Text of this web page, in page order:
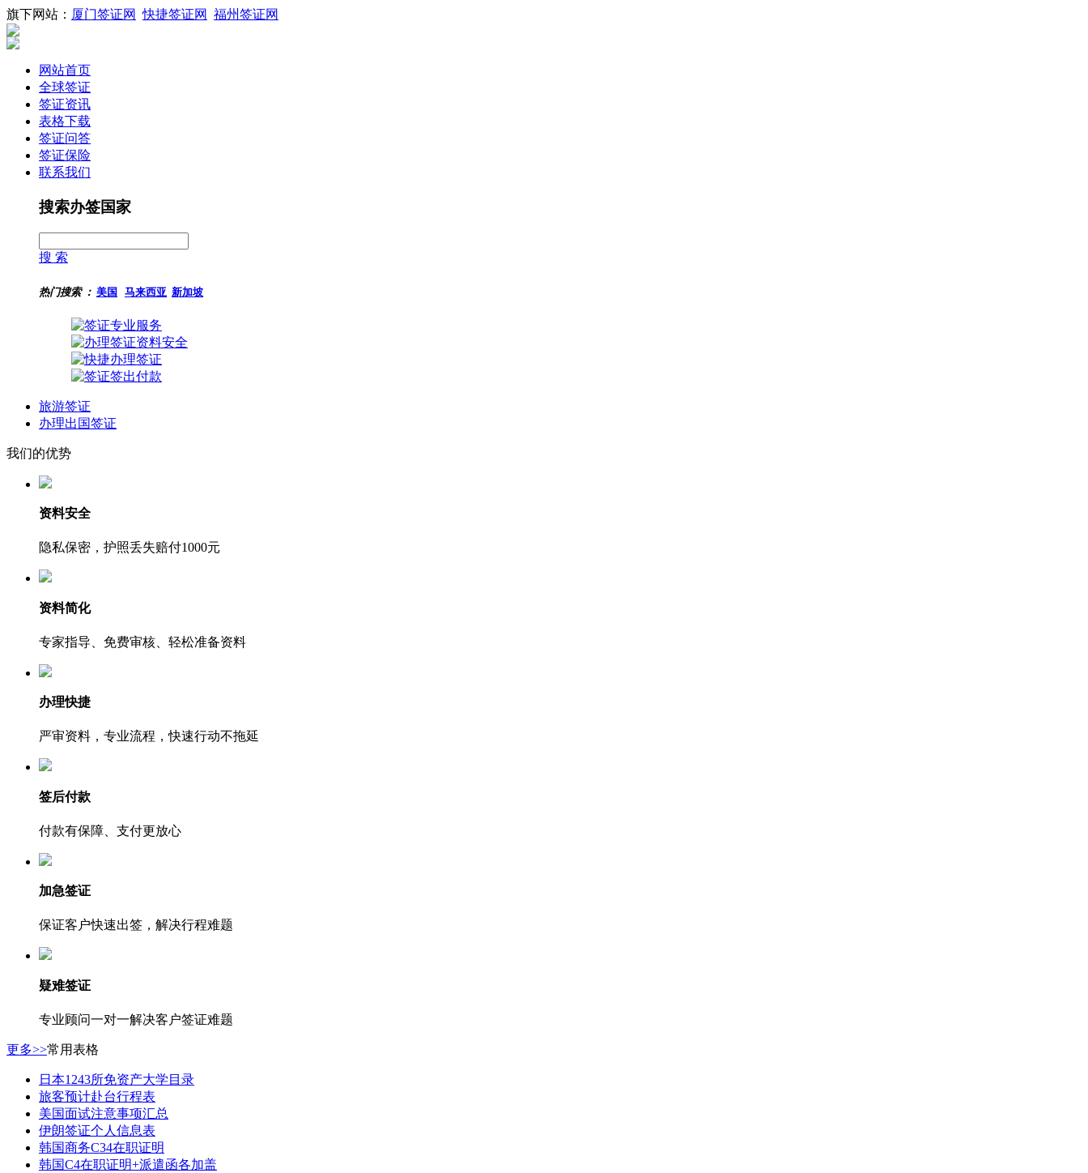
旗下网站： 厦门签证网 快捷签证网 福州签证网
网站首页
全球签证
签证资讯
表格下载
签证问答
签证保险
联系我们
搜索办签国家
搜 索
热门搜索 ： 美国 马来西亚 新加坡
旅游签证
办理出国签证
我们的优势
资料安全
隐私保密，护照丢失赔付1000元
资料简化
专家指导、免费审核、轻松准备资料
办理快捷
严审资料，专业流程，快速行动不拖延
签后付款
付款有保障、支付更放心
加急签证
保证客户快速出签，解决行程难题
疑难签证
专业顾问一对一解决客户签证难题
更多>>常用表格
日本1243所免资产大学目录
旅客预计赴台行程表
美国面试注意事项汇总
伊朗签证个人信息表
韩国商务C34在职证明
韩国C4在职证明+派遣函各加盖